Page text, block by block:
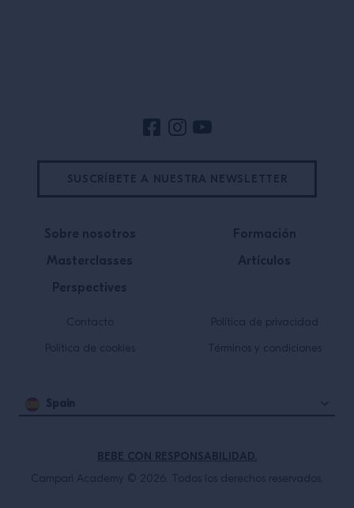
Sobre nosotros
Masterclasses
Perspectives
Formación
Artículos
Contacto
Política de cookies
Política de privacidad
Términos y condiciones
Spain
SUSCRÍBETE A NUESTRA NEWSLETTER
BEBE CON RESPONSABILIDAD.
Campari Academy © 2026. Todos los derechos reservados.